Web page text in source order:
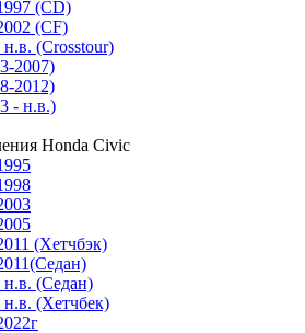
(CD)
(CF)
н.в. (Crosstour)
2007)
2012)
- н.в.)
Honda Civic
(Хетчбэк)
н.в. (Седан)
н.в. (Хетчбек)